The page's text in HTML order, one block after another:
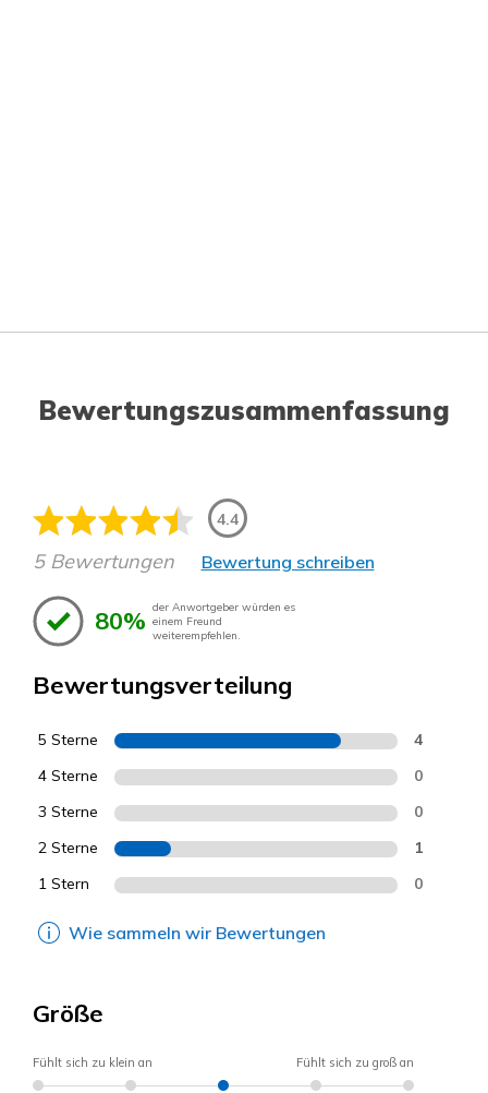
Bewertungszusammenfassung
4.4
5 Bewertungen Bewertung schreiben
80% der Anwortgeber würden es
einem Freund
weiterempfehlen.
Bewertungsverteilung
5 Sterne 4
4 Sterne 0
3 Sterne 0
2 Sterne 1
1 Stern 0
Wie sammeln wir Bewertungen
Größe
Fühlt sich zu klein an Fühlt sich zu groß an